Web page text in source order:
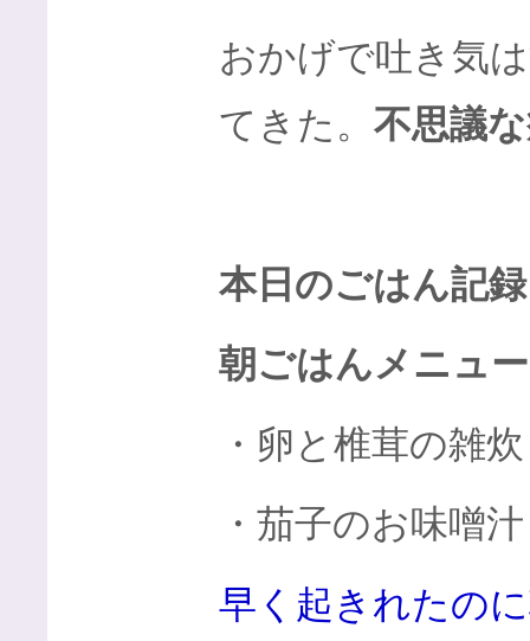
おかげで吐き気
てきた。 不思議
本日のごはん記
朝ごはんメニュ
・卵と椎茸の雑
・茄子のお味噌
早く起きれたの